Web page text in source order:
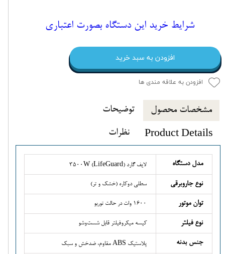
شرایط خرید این دستگاه بصورت اعتباری
افزودن به سبد خرید
افزودن به علاقه مندی ها
مشخصات محصول توضیحات
Product Details نظرات
مدل دستگاه لایف گارد (LifeGuard) 3500W
نوع جاروبرقی سطلی دوکاره (خشک و تر)
توان موتور 1600 وات در حالت توربو
نوع فیلتر کیسه میکروفیلتر قابل شست‌وشو
جنس بدنه پلاستیک ABS مقاوم، ضدخش و سبک